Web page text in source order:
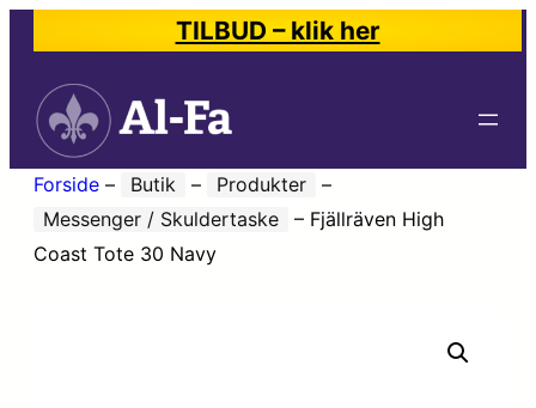
TILBUD – klik her
Forside – Butik – Produkter
–
Messenger / Skuldertaske
– Fjällräven High
Coast Tote 30 Navy